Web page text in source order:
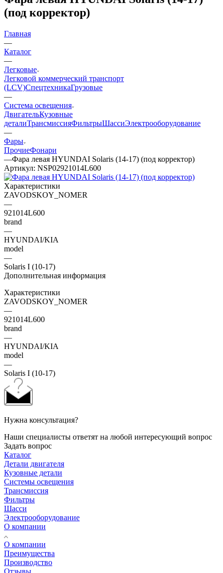
(под корректор)
Главная
—
Каталог
—
Легковые
Легковой коммерческий транспорт
(LCV)СпецтехникаГрузовые
—
Система освещения
ДвигательКузовные
деталиТрансмиссияФильтрыШассиЭлектрооборудование
—
Фары
ПрочиеФонари
—Фара левая HYUNDAI Solaris (14-17) (под корректор)
Артикул: NSP02921014L600
Характеристики
ZAVODSKOY_NOMER
—
921014L600
brand
—
HYUNDAI/KIA
model
—
Solaris I (10-17)
Дополнительная информация
Характеристики
ZAVODSKOY_NOMER
—
921014L600
brand
—
HYUNDAI/KIA
model
—
Solaris I (10-17)
Нужна консультация?
Наши специалисты ответят на любой интересующий вопрос
Задать вопрос
Каталог
Детали двигателя
Кузовные детали
Системы освещения
Трансмиссия
Фильтры
Шасси
Электрооборудование
О компании
О компании
Преимущества
Производство
Отзывы